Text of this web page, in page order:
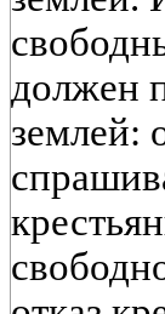
должен
землей: